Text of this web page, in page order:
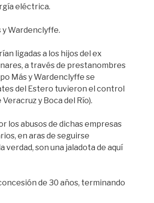
eléctrica.
y Wardenclyffe.
ligadas a los hijos del ex
a través de prestanombres
Más y Wardenclyffe se
del Estero tuvieron el control
y Boca del Río).
los abusos de dichas empresas
en aras de seguirse
son una jaladota de aquí
de 30 años, terminando